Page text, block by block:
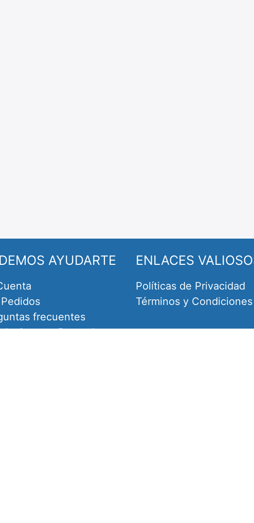
AYUDARTE
frecuentes
y Reemplazos
ENLACES
Políticas de Privacidad
Términos y Condiciones